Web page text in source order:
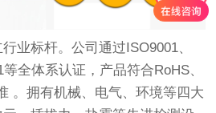
业标杆。公司通过ISO9001、
全体系认证，产品符合RoHS、
。拥有机械、电气、环境等四大